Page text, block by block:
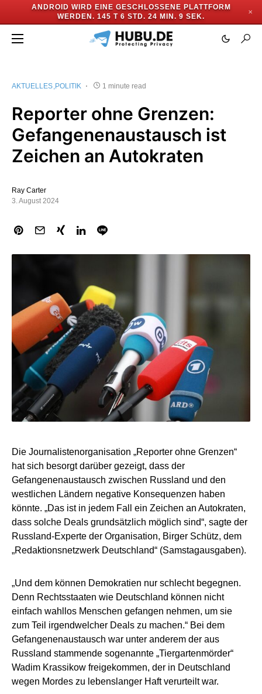
ANDROID WIRD EINE GESCHLOSSENE PLATTFORM
WERDEN. 145 T 6 STD. 24 MIN. 9 SEK.
✕
AKTUELLES POLITIK 1 minute read
Reporter ohne Grenzen:
Gefangenenaustausch ist
Zeichen an Autokraten
Ray Carter
3. August 2024
Die Journalistenorganisation „Reporter ohne Grenzen“
hat sich besorgt darüber gezeigt, dass der
Gefangenenaustausch zwischen Russland und den
westlichen Ländern negative Konsequenzen haben
könnte. „Das ist in jedem Fall ein Zeichen an Autokraten,
dass solche Deals grundsätzlich möglich sind“, sagte der
Russland-Experte der Organisation, Birger Schütz, dem
„Redaktionsnetzwerk Deutschland“ (Samstagausgaben).
„Und dem können Demokratien nur schlecht begegnen.
Denn Rechtsstaaten wie Deutschland können nicht
einfach wahllos Menschen gefangen nehmen, um sie
zum Teil irgendwelcher Deals zu machen.“ Bei dem
Gefangenenaustausch war unter anderem der aus
Russland stammende sogenannte „Tiergartenmörder“
Wadim Krassikow freigekommen, der in Deutschland
wegen Mordes zu lebenslanger Haft verurteilt war.